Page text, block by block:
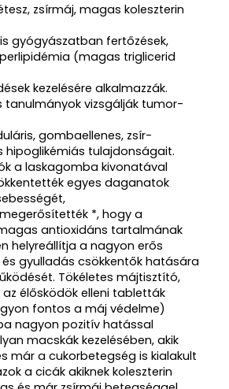
zsírmáj, magas koleszterin
gyógyászatban fertőzések,
(magas triglicerid
kezelésére alkalmazzák.
tanulmányok vizsgálják tumor-
gombaellenes, zsír-
hipoglikémiás tulajdonságait.
a laskagomba kivonatával
egyes daganatok
*, hogy a
antioxidáns tartalmának
helyreállítja a nagyon erős
gyulladás csökkentők hatására
Tökéletes májtisztító,
élősködök elleni tabletták
fontos a máj védelme)
nagyon pozitív hatással
macskák kezelésében, akik
már a cukorbetegség is kialakult
a cicák akiknek koleszterin